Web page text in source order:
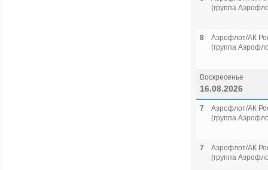
(группа
8
Аэрофлот/АК
(группа
Воскресенье
16.08.2026
7
Аэрофлот/АК
(группа
7
Аэрофлот/АК
(группа